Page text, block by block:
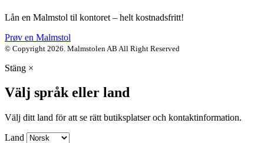
Lån en Malmstol til kontoret – helt kostnadsfritt!
Prøv en Malmstol
© Copyright 2026. Malmstolen AB All Right Reserved
Stäng ×
Välj språk eller land
Välj ditt land för att se rätt butiksplatser och kontaktinformation.
Land